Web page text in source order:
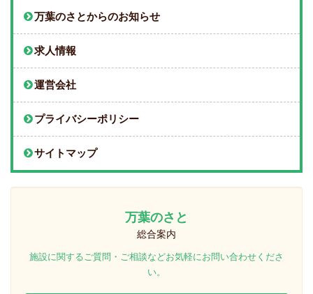
万葉のさとからのお知らせ
求人情報
運営会社
プライバシーポリシー
サイトマップ
万葉のさと
総合案内
施設に関するご質問・ご相談などお気軽にお問い合わせくださ
い。